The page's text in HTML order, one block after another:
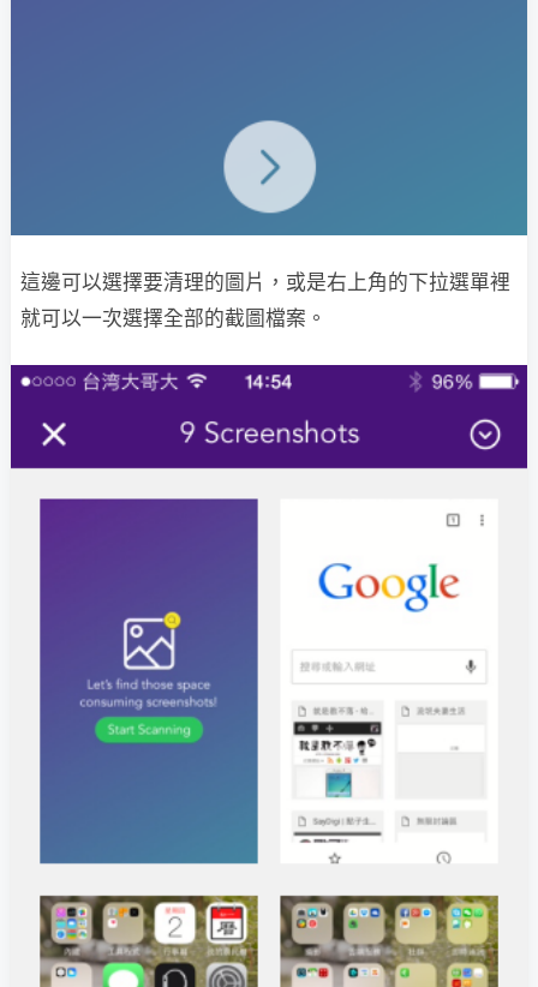
這邊可以選擇要清理的圖片，或是右上角的下拉選單裡
就可以一次選擇全部的截圖檔案。